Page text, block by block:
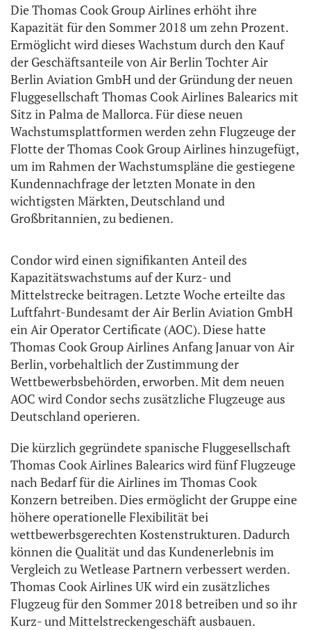
Die Thomas Cook Group Airlines erhöht ihre
Kapazität für den Sommer 2018 um zehn Prozent.
Ermöglicht wird dieses Wachstum durch den Kauf
der Geschäftsanteile von Air Berlin Tochter Air
Berlin Aviation GmbH und der Gründung der neuen
Fluggesellschaft Thomas Cook Airlines Balearics mit
Sitz in Palma de Mallorca. Für diese neuen
Wachstumsplattformen werden zehn Flugzeuge der
Flotte der Thomas Cook Group Airlines hinzugefügt,
um im Rahmen der Wachstumspläne die gestiegene
Kundennachfrage der letzten Monate in den
wichtigsten Märkten, Deutschland und
Großbritannien, zu bedienen.
Condor wird einen signifikanten Anteil des
Kapazitätswachstums auf der Kurz- und
Mittelstrecke beitragen. Letzte Woche erteilte das
Luftfahrt-Bundesamt der Air Berlin Aviation GmbH
ein Air Operator Certificate (AOC). Diese hatte
Thomas Cook Group Airlines Anfang Januar von Air
Berlin, vorbehaltlich der Zustimmung der
Wettbewerbsbehörden, erworben. Mit dem neuen
AOC wird Condor sechs zusätzliche Flugzeuge aus
Deutschland operieren.
Die kürzlich gegründete spanische Fluggesellschaft
Thomas Cook Airlines Balearics wird fünf Flugzeuge
nach Bedarf für die Airlines im Thomas Cook
Konzern betreiben. Dies ermöglicht der Gruppe eine
höhere operationelle Flexibilität bei
wettbewerbsgerechten Kostenstrukturen. Dadurch
können die Qualität und das Kundenerlebnis im
Vergleich zu Wetlease Partnern verbessert werden.
Thomas Cook Airlines UK wird ein zusätzliches
Flugzeug für den Sommer 2018 betreiben und so ihr
Kurz- und Mittelstreckengeschäft ausbauen.